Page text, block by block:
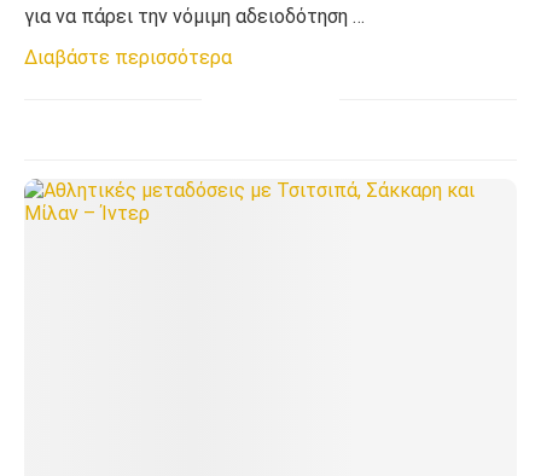
για να πάρει την νόμιμη αδειοδότηση …
Διαβάστε περισσότερα